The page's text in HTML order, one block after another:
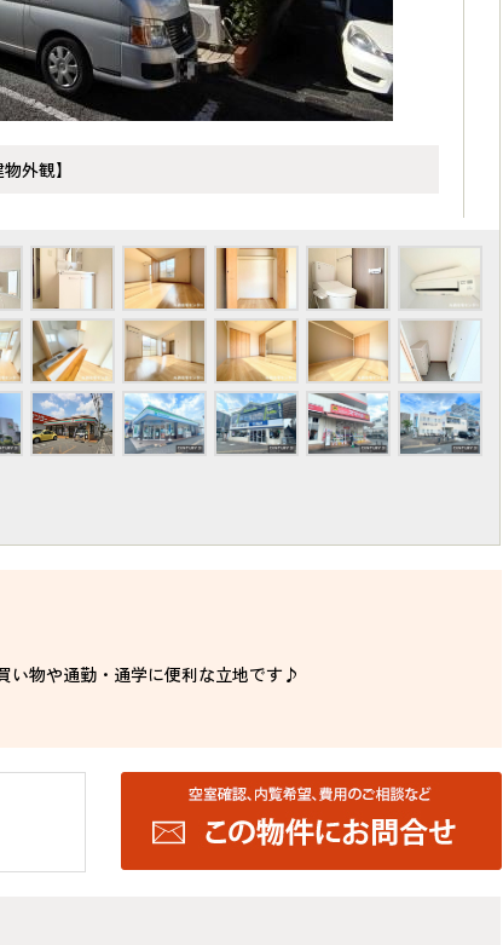
物外観】
い物や通勤・通学に便利な立地です♪